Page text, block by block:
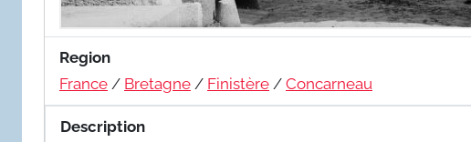
Region
France / Bretagne / Finistère / Concarneau
Description